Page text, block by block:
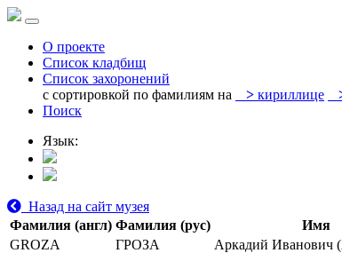
О проекте
Список кладбищ
Список захоронений
с сортировкой по фамилиям на
> кириллице
Поиск
Язык:
Назад на сайт музея
Фамилия (англ) Фамилия (рус) Имя
GROZA
ГРОЗА Аркадий Иванович